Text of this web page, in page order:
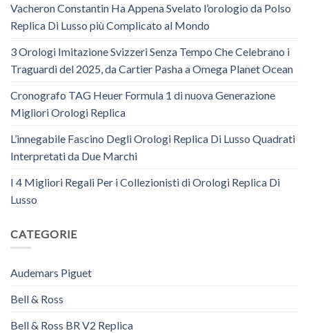
Vacheron Constantin Ha Appena Svelato l’orologio da Polso
Replica Di Lusso più Complicato al Mondo
3 Orologi Imitazione Svizzeri Senza Tempo Che Celebrano i
Traguardi del 2025, da Cartier Pasha a Omega Planet Ocean
Cronografo TAG Heuer Formula 1 di nuova Generazione
Migliori Orologi Replica
L’innegabile Fascino Degli Orologi Replica Di Lusso Quadrati
Interpretati da Due Marchi
I 4 Migliori Regali Per i Collezionisti di Orologi Replica Di
Lusso
CATEGORIE
Audemars Piguet
Bell & Ross
Bell & Ross BR V2 Replica